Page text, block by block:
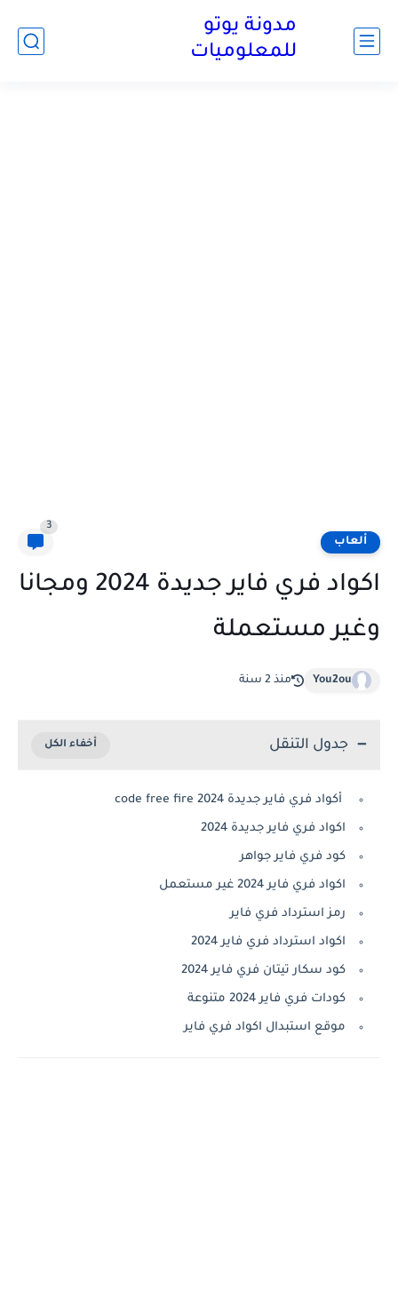
مدونة يوتو
للمعلوميات
ألعاب
3
اكواد فري فاير جديدة 2024 ومجانا
وغير مستعملة
You2ou منذ 2 سنة
جدول التنقل
أكواد فري فاير جديدة code free fire 2024
اكواد فري فاير جديدة 2024
كود فري فاير جواهر
اكواد فري فاير 2024 غير مستعمل
رمز استرداد فري فاير
اكواد استرداد فري فاير 2024
كود سكار تيتان فري فاير 2024
كودات فري فاير 2024 متنوعة
موقع استبدال اكواد فري فاير